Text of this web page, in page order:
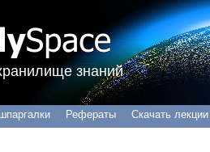
знаний
Рефераты Скачать лекции